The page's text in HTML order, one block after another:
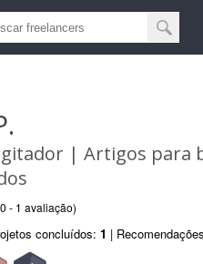
| Artigos para
- 1 avaliação)
concluídos: 1 |